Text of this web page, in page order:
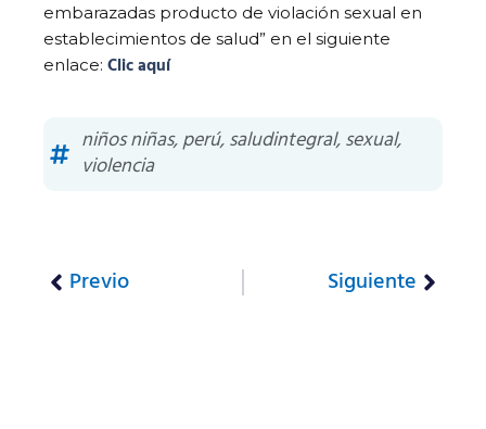
embarazadas producto de violación sexual en
establecimientos de salud” en el siguiente
enlace: Clic aquí
niños niñas,perú,saludintegral,sexual,
violencia
Previo Siguiente